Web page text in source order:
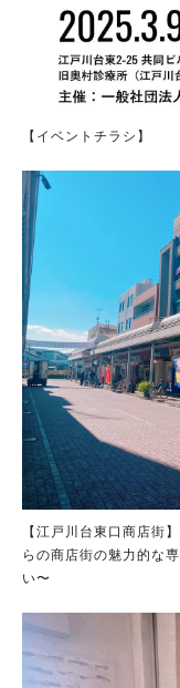
【イベントチラシ】
【江戸川台東口商店街
らの商店街の魅力的な
い〜